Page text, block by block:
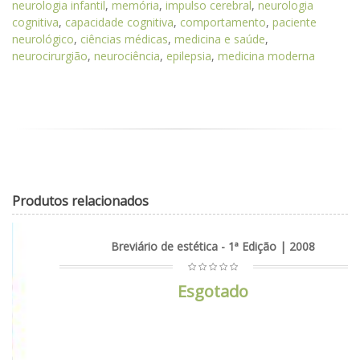
neurologia infantil, memória, impulso cerebral, neurologia
cognitiva, capacidade cognitiva, comportamento, paciente
neurológico, ciências médicas, medicina e saúde,
neurocirurgião, neurociência, epilepsia, medicina moderna
Produtos relacionados